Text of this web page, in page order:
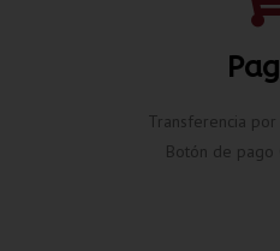
Transferencia por
Botón de pago